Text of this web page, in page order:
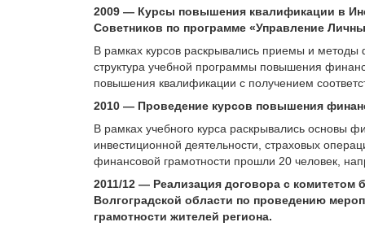
2009 — Курсы повышения квалификации в
Советников по программе «Управление
В рамках курсов раскрывались приемы и методы
структура учебной программы повышения
повышения квалификации с получением
2010 — Проведение курсов повышения
В рамках учебного курса раскрывались основы
инвестиционной деятельности, страховых
финансовой грамотности прошли 20 человек,
2011/12 — Реализация договора с комитетом
Волгоградской области по проведению
грамотности жителей региона.